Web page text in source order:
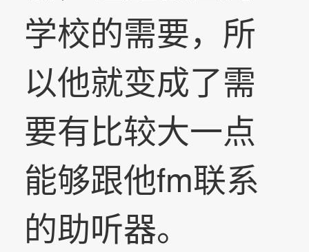
学校的需要，所
以他就变成了需
要有比较大一点
能够跟他fm联系
的助听器。